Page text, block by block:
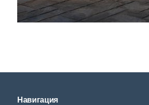
Навигация